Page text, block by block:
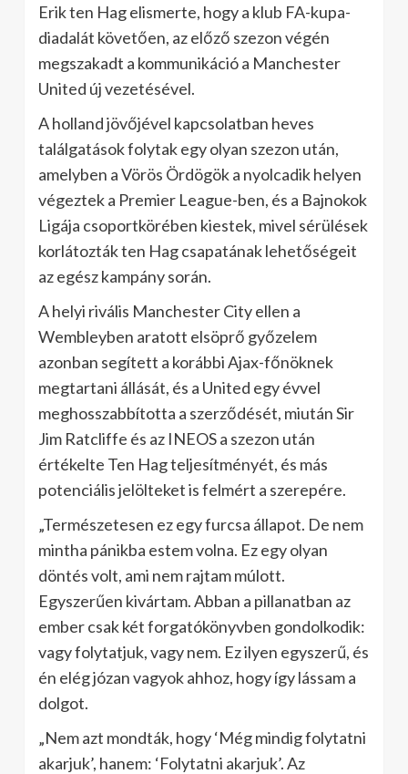
Erik ten Hag elismerte, hogy a klub FA-kupa-
diadalát követően, az előző szezon végén
megszakadt a kommunikáció a Manchester
United új vezetésével.
A holland jövőjével kapcsolatban heves
találgatások folytak egy olyan szezon után,
amelyben a Vörös Ördögök a nyolcadik helyen
végeztek a Premier League-ben, és a Bajnokok
Ligája csoportkörében kiestek, mivel sérülések
korlátozták ten Hag csapatának lehetőségeit
az egész kampány során.
A helyi rivális Manchester City ellen a
Wembleyben aratott elsöprő győzelem
azonban segített a korábbi Ajax-főnöknek
megtartani állását, és a United egy évvel
meghosszabbította a szerződését, miután Sir
Jim Ratcliffe és az INEOS a szezon után
értékelte Ten Hag teljesítményét, és más
potenciális jelölteket is felmért a szerepére.
„Természetesen ez egy furcsa állapot. De nem
mintha pánikba estem volna. Ez egy olyan
döntés volt, ami nem rajtam múlott.
Egyszerűen kivártam. Abban a pillanatban az
ember csak két forgatókönyvben gondolkodik:
vagy folytatjuk, vagy nem. Ez ilyen egyszerű, és
én elég józan vagyok ahhoz, hogy így lássam a
dolgot.
„Nem azt mondták, hogy ‘Még mindig folytatni
akarjuk’, hanem: ‘Folytatni akarjuk’. Az